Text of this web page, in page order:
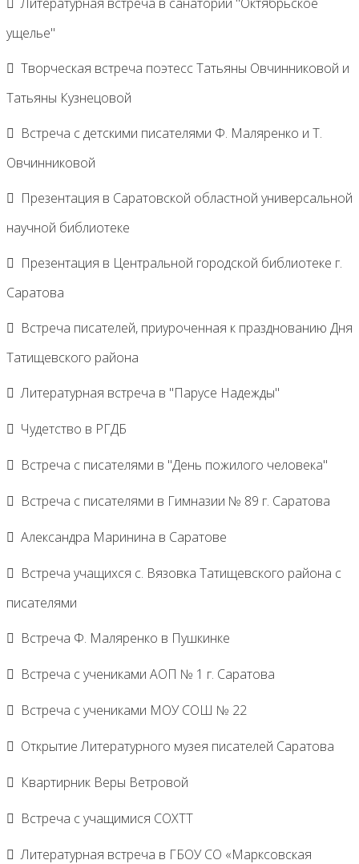
ущелье"
Творческая встреча поэтесс Татьяны Овчинниковой и
Татьяны Кузнецовой
Встреча с детскими писателями Ф. Маляренко и Т.
Овчинниковой
Презентация в Саратовской областной универсальной
научной библиотеке
Презентация в Центральной городской библиотеке г.
Саратова
Встреча писателей, приуроченная к празднованию Дня
Татищевского района
Литературная встреча в "Парусе Надежды"
Чудетство в РГДБ
Встреча с писателями в "День пожилого человека"
Встреча с писателями в Гимназии № 89 г. Саратова
Александра Маринина в Саратове
Встреча учащихся с. Вязовка Татищевского района с
писателями
Встреча Ф. Маляренко в Пушкинке
Встреча с учениками АОП № 1 г. Саратова
Встреча с учениками МОУ СОШ № 22
Открытие Литературного музея писателей Саратова
Квартирник Веры Ветровой
Встреча с учащимися СОХТТ
Литературная встреча в ГБОУ СО «Марксовская